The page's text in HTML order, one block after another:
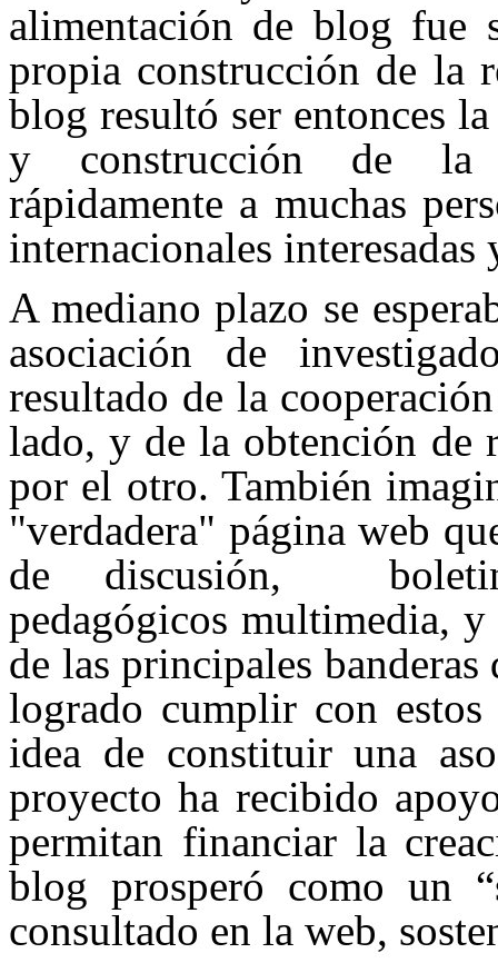
alimentación de blog fue
propia construcción de la
blog resultó ser entonces
y construcción de la
rápidamente a muchas
internacionales interesadas
A mediano plazo se
asociación de
resultado de la
lado, y de la obtención de
por el otro. También
"verdadera" página web
de discusión,
pedagógicos multimedia,
de las principales
logrado cumplir con
idea de constituir una
proyecto ha recibido
permitan financiar la
blog prosperó como un
consultado en la web,